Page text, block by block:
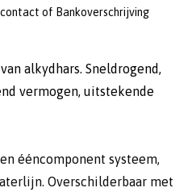
of Bankoverschrijving
alkydhars. Sneldrogend,
vermogen, uitstekende
ééncomponent systeem,
Overschilderbaar met